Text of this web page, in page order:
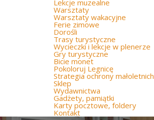
Lekcje muzealne
Warsztaty
Warsztaty wakacyjne
Ferie zimowe
Dorośli
Trasy turystyczne
Wycieczki i lekcje w plenerze
Gry turystyczne
Bicie monet
Pokoloruj Legnicę
Strategia ochrony małoletnich
Sklep
Wydawnictwa
Gadżety, pamiątki
Karty pocztowe, foldery
Kontakt